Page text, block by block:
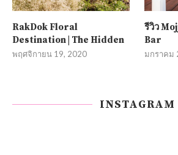
RakDok Floral
Destination | The Hidden
พฤศจิกายน 19, 2020
รีวิว
Bar
มกราคม
INSTAGRAM